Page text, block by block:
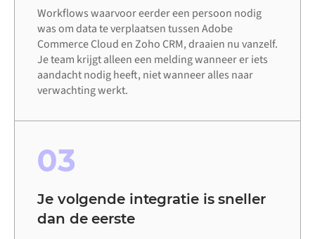
Workflows waarvoor eerder een persoon nodig
was om data te verplaatsen tussen Adobe
Commerce Cloud en Zoho CRM, draaien nu vanzelf.
Je team krijgt alleen een melding wanneer er iets
aandacht nodig heeft, niet wanneer alles naar
verwachting werkt.
03
Je volgende integratie is sneller
dan de eerste